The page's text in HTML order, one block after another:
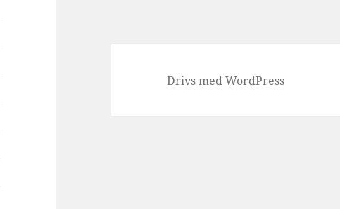
Drivs med WordPress